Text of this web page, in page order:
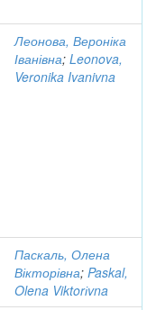
Леонова, Вероніка
Іванівна; Leonova,
Veronika Ivanivna
Паскаль, Олена
Вікторівна; Paskal,
Olena Viktorіvna